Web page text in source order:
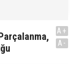
A+
A-